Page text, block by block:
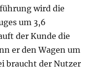
wird die
um 3,6
der Kunde die
er den Wagen um
braucht der Nutzer